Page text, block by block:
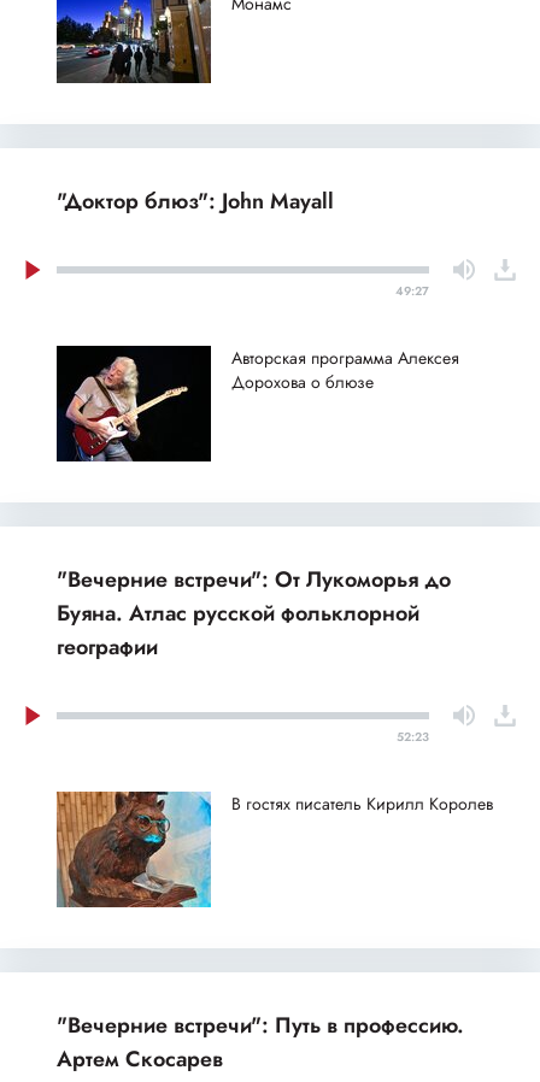
"Доктор блюз": John Mayall
49:27
Авторская программа Алексея
Дорохова о блюзе
"Вечерние встречи": От Лукоморья до
Буяна. Атлас русской фольклорной
географии
52:23
В гостях писатель Кирилл Королев
"Вечерние встречи": Путь в профессию.
Артем Скосарев